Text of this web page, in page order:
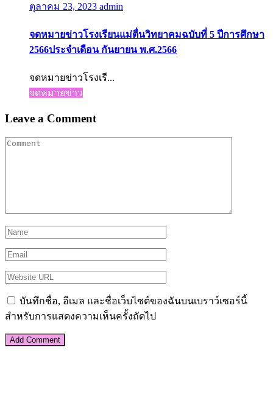
ตุลาคม 23, 2023 admin
จดหมายข่าวโรงเรียนแม่ตื่นวิทยาคมฉบับที่ 5 ปีการศึกษา
2566ประจำเดือน กันยายน พ.ศ.2566
จดหมายข่าวโรงเรี...
จดหมายข่าว
Leave a Comment
บันทึกชื่อ, อีเมล และชื่อเว็บไซต์ของฉันบนเบราว์เซอร์นี้
สำหรับการแสดงความเห็นครั้งถัดไป